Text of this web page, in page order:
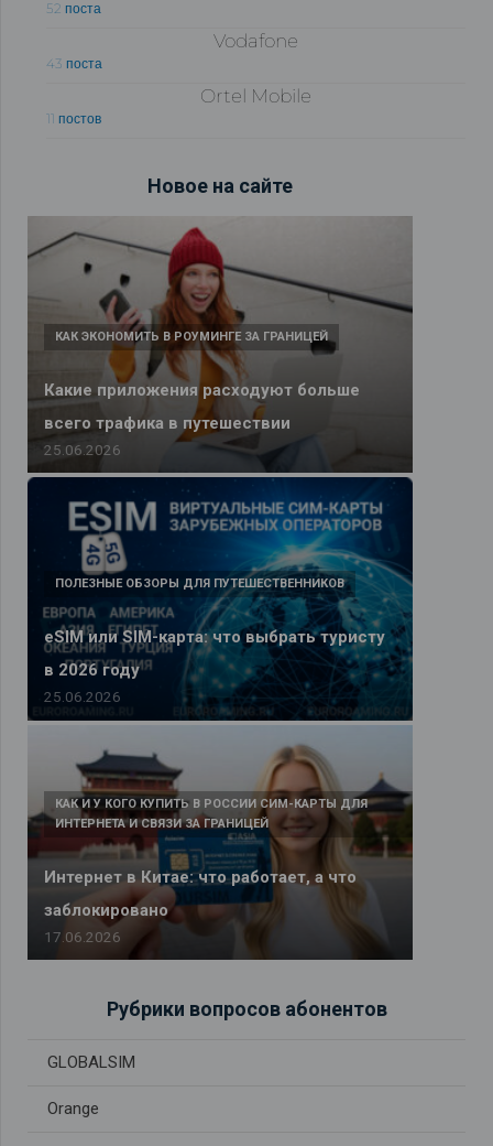
52 поста
Vodafone
43 поста
Ortel Mobile
11 постов
Новое на сайте
Какие приложения расходуют больше
всего трафика в путешествии
КАК ЭКОНОМИТЬ В РОУМИНГЕ ЗА ГРАНИЦЕЙ
25.06.2026
eSIM или SIM-карта: что выбрать туристу
в 2026 году
ПОЛЕЗНЫЕ ОБЗОРЫ ДЛЯ ПУТЕШЕСТВЕННИКОВ
25.06.2026
Интернет в Китае: что работает, а что
заблокировано
КАК И У КОГО КУПИТЬ В РОССИИ СИМ-КАРТЫ ДЛЯ
ИНТЕРНЕТА И СВЯЗИ ЗА ГРАНИЦЕЙ
17.06.2026
Рубрики вопросов абонентов
GLOBALSIM
Orange